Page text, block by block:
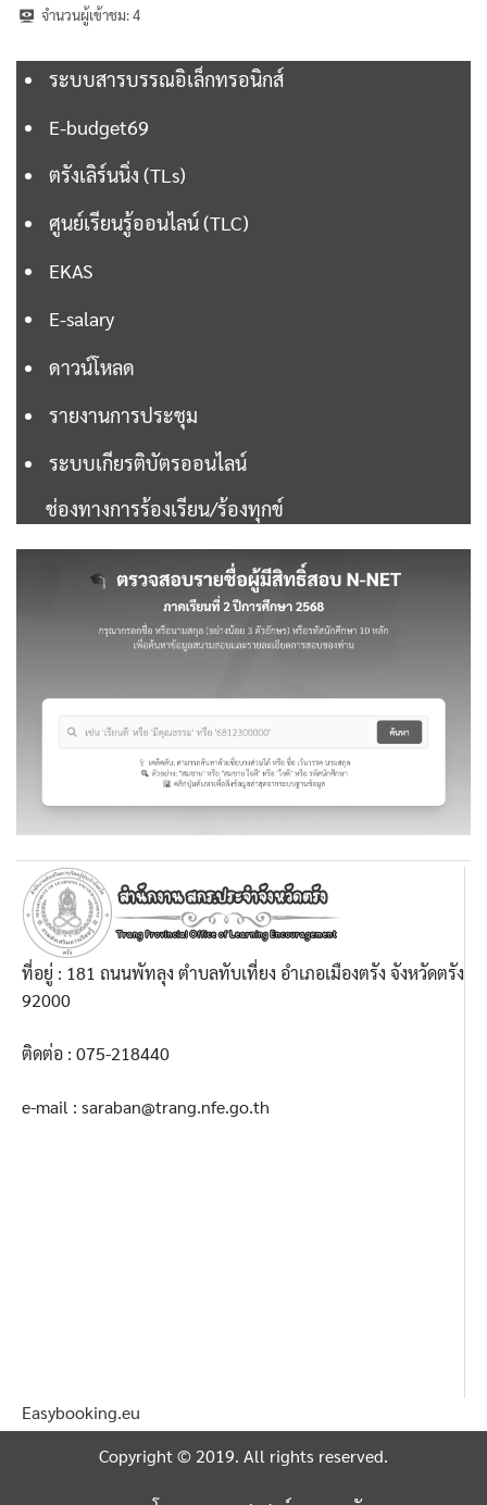
จำนวนผู้เข้าชม:4
ระบบสารบรรณอิเล็กทรอนิกส์
E-budget69
ตรังเลิร์นนิ่ง (TLs)
ศูนย์เรียนรู้ออนไลน์ (TLC)
EKAS
E-salary
ดาวน์โหลด
รายงานการประชุม
ระบบเกียรติบัตรออนไลน์
ช่องทางการร้องเรียน/ร้องทุกข์
ที่อยู่ : 181 ถนนพัทลุง ตำบลทับเที่ยง อำเภอเมืองตรัง จังหวัดตรัง
92000
ติดต่อ : 075-218440
e-mail : saraban@trang.nfe.go.th
Easybooking.eu
Copyright © 2019. All rights reserved.